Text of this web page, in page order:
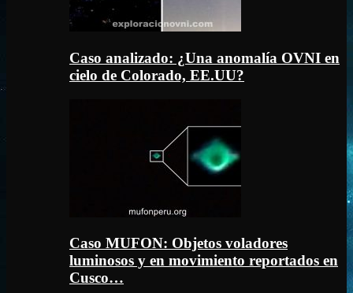
Caso analizado: ¿Una anomalía OVNI en
cielo de Colorado, EE.UU?
Caso MUFON: Objetos voladores
luminosos y en movimiento reportados en
Cusco…